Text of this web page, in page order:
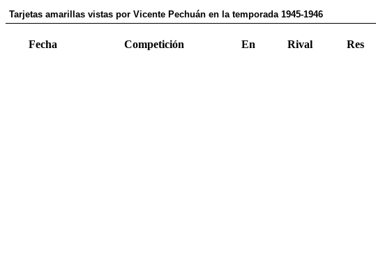
Tarjetas amarillas vistas por Vicente Pechuán en la temporada 1945-1946
Fecha Competición En Rival Res